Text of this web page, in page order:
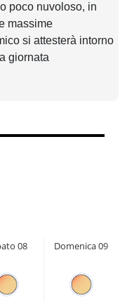
poco nuvoloso, in
massime
si attesterà intorno
giornata
08 Domenica 09